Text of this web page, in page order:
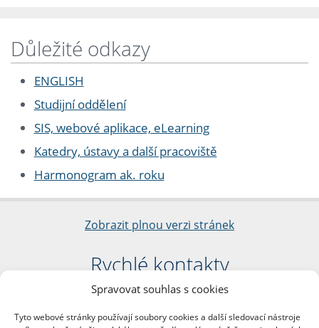
Spravovat souhlas s cookies
Tyto webové stránky používají soubory cookies a další sledovací nástroje
Důležité odkazy
ENGLISH
Studijní oddělení
SIS, webové aplikace, eLearning
Katedry, ústavy a další pracoviště
Harmonogram ak. roku
Zobrazit plnou verzi stránek
Rychlé kontakty
Filozofická fakulta
nám. Jana Palacha 1/2